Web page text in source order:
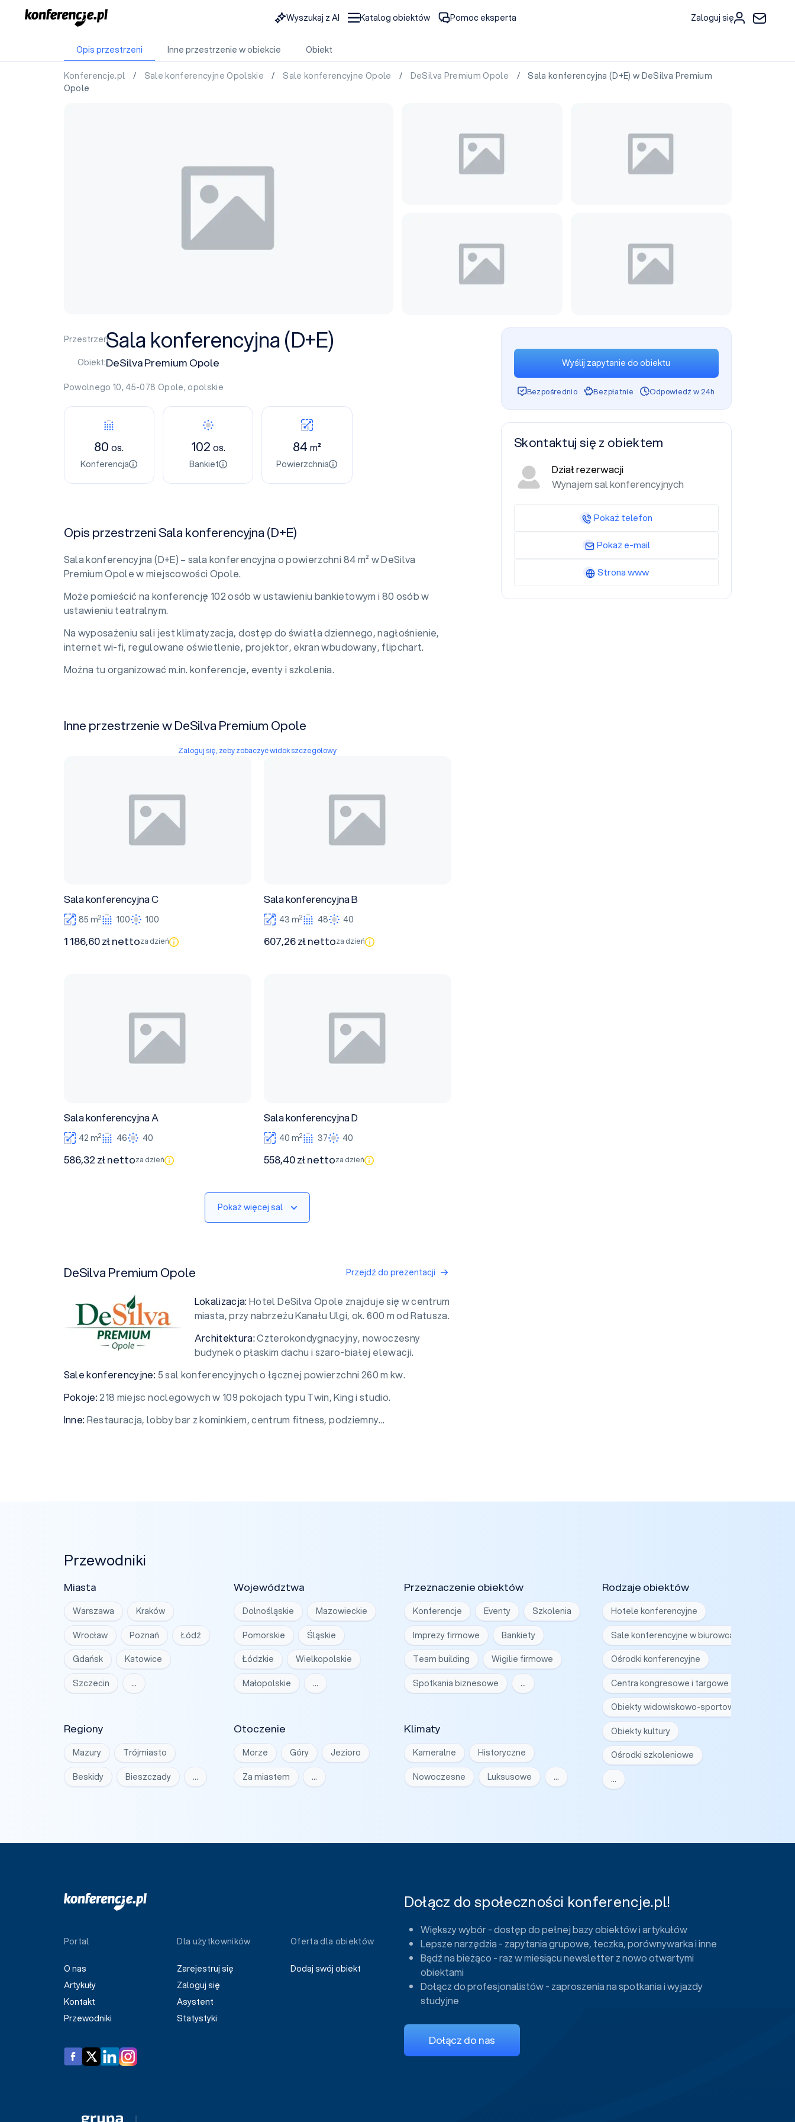
Wyszukaj z AI Katalog obiektów Pomoc eksperta Zaloguj się
Opis przestrzeni Inne przestrzenie w obiekcie Obiekt
Konferencje.pl / Sale konferencyjne Opolskie / Sale konferencyjne Opole / DeSilva Premium Opole
/ Sala konferencyjna (D+E) w DeSilva Premium
Opole
Przestrzeń:Sala konferencyjna (D+E)
Obiekt:DeSilva Premium Opole
Powolnego 10, 45-078 Opole, opolskie
80os.
Konferencja
102 os.
Bankiet
84 m²
Powierzchnia
Opis przestrzeni Sala konferencyjna (D+E)
Sala konferencyjna (D+E) – sala konferencyjna o powierzchni 84 m² w DeSilva
Premium Opole w miejscowości Opole.
Może pomieścić na konferencję 102 osób w ustawieniu bankietowym i 80 osób w
ustawieniu teatralnym.
Na wyposażeniu sali jest klimatyzacja, dostęp do światła dziennego, nagłośnienie,
internet wi-fi, regulowane oświetlenie, projektor, ekran wbudowany, flipchart.
Można tu organizować m.in. konferencje, eventy i szkolenia.
Inne przestrzenie w DeSilva Premium Opole
Zaloguj się, żeby zobaczyć widok szczegółowy
Sala konferencyjna C
85 m2 100 100
1 186,60 zł nettoza dzień
Sala konferencyjna B
43 m2 48 40
607,26 zł nettoza dzień
Sala konferencyjna A
42 m2 46 40
586,32 zł nettoza dzień
Sala konferencyjna D
40 m2 37 40
558,40 zł nettoza dzień
Pokaż więcej sal
DeSilva Premium Opole Przejdź do prezentacji
Lokalizacja:Hotel DeSilva Opole znajduje się w centrum
miasta, przy nabrzeżu Kanału Ulgi, ok. 600 m od Ratusza.
Architektura:Czterokondygnacyjny, nowoczesny
budynek o płaskim dachu i szaro-białej elewacji.
Sale konferencyjne: 5 sal konferencyjnych o łącznej powierzchni 260 m kw.
Pokoje:218 miejsc noclegowych w 109 pokojach typu Twin, King i studio.
Inne:Restauracja, lobby bar z kominkiem, centrum fitness, podziemny...
Wyślij zapytanie do obiektu
Bezpośrednio Bezpłatnie Odpowiedź w 24h
Skontaktuj się z obiektem
Dział rezerwacji
Wynajem sal konferencyjnych
Pokaż telefon
Pokaż e-mail
Strona www
Przewodniki
Miasta
Warszawa Kraków
Wrocław Poznań Łódź
Gdańsk Katowice
Szczecin …
Województwa
Dolnośląskie Mazowieckie
Pomorskie Śląskie
Łódzkie Wielkopolskie
Małopolskie …
Regiony
Mazury Trójmiasto
Beskidy Bieszczady …
Otoczenie
Morze Góry Jezioro
Za miastem …
Klimaty
Kameralne Historyczne
Nowoczesne Luksusowe …
Przeznaczenie obiektów
Konferencje Eventy Szkolenia
Imprezy firmowe Bankiety
Team building Wigilie firmowe
Spotkania biznesowe …
Rodzaje obiektów
Hotele konferencyjne
Sale konferencyjne w biurowcach
Ośrodki konferencyjne
Centra kongresowe i targowe
Obiekty widowiskowo-sportowe
Obiekty kultury
Ośrodki szkoleniowe
…
Portal
O nas
Artykuły
Kontakt
Przewodniki
Dla użytkowników
Zarejestruj się
Zaloguj się
Asystent
Statystyki
Oferta dla obiektów
Dodaj swój obiekt
Dołącz do społeczności konferencje.pl!
Większy wybór - dostęp do pełnej bazy obiektów i artykułów
Lepsze narzędzia - zapytania grupowe, teczka, porównywarka i inne
Bądź na bieżąco - raz w miesiącu newsletter z nowo otwartymi
obiektami
Dołącz do profesjonalistów - zaproszenia na spotkania i wyjazdy
studyjne
Dołącz do nas